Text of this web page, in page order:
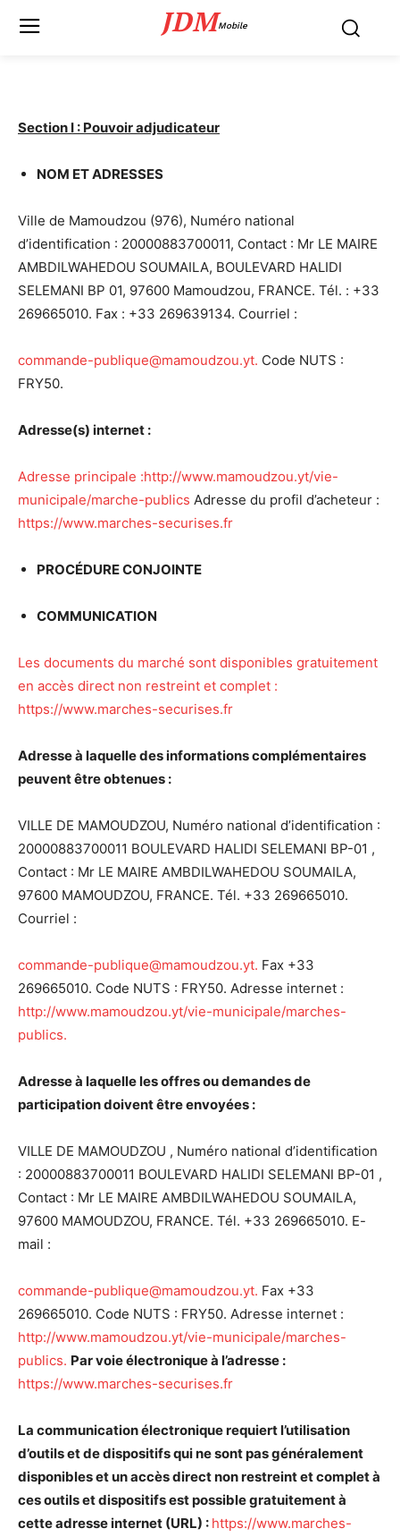
JDMMobile
Section I : Pouvoir adjudicateur
NOM ET ADRESSES
Ville de Mamoudzou (976), Numéro national
d’identification : 20000883700011, Contact : Mr LE MAIRE
AMBDILWAHEDOU SOUMAILA, BOULEVARD HALIDI
SELEMANI BP 01, 97600 Mamoudzou, FRANCE. Tél. : +33
269665010. Fax : +33 269639134. Courriel :
commande-publique@mamoudzou.yt. Code NUTS :
FRY50.
Adresse(s) internet :
Adresse principale :http://www.mamoudzou.yt/vie-
municipale/marche-publics Adresse du profil d’acheteur :
https://www.marches-securises.fr
PROCÉDURE CONJOINTE
COMMUNICATION
Les documents du marché sont disponibles gratuitement
en accès direct non restreint et complet :
https://www.marches-securises.fr
Adresseà laquelle des informations complémentaires
peuventêtre obtenues :
VILLE DE MAMOUDZOU, Numéro national d’identification :
20000883700011 BOULEVARD HALIDI SELEMANI BP-01 ,
Contact : Mr LE MAIRE AMBDILWAHEDOU SOUMAILA,
97600 MAMOUDZOU, FRANCE. Tél. +33 269665010.
Courriel :
commande-publique@mamoudzou.yt. Fax +33
269665010. Code NUTS : FRY50. Adresse internet :
http://www.mamoudzou.yt/vie-municipale/marches-
publics.
Adresseà laquelle les offres ou demandes de
participation doiventêtre envoyées :
VILLE DE MAMOUDZOU , Numéro national d’identification
: 20000883700011 BOULEVARD HALIDI SELEMANI BP-01 ,
Contact : Mr LE MAIRE AMBDILWAHEDOU SOUMAILA,
97600 MAMOUDZOU, FRANCE. Tél. +33 269665010. E-
mail :
commande-publique@mamoudzou.yt. Fax +33
269665010. Code NUTS : FRY50. Adresse internet :
http://www.mamoudzou.yt/vie-municipale/marches-
publics. Par voieélectroniqueà l’adresse :
https://www.marches-securises.fr
La communicationélectronique requiert l’utilisation
d’outils et de dispositifs qui ne sont pas généralement
disponibles et un accès direct non restreint et completà
ces outils et dispositifs est possible gratuitementà
cette adresse internet (URL) : https://www.marches-